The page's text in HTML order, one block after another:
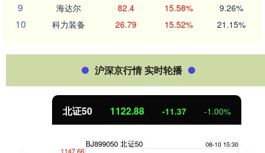
9 海达尔 82.4 15.58% 9.26%
10 科力装备 26.79 15.52% 21.15%
沪深京行情 实时轮播
北证50 1122.88 -11.37 -1.00%